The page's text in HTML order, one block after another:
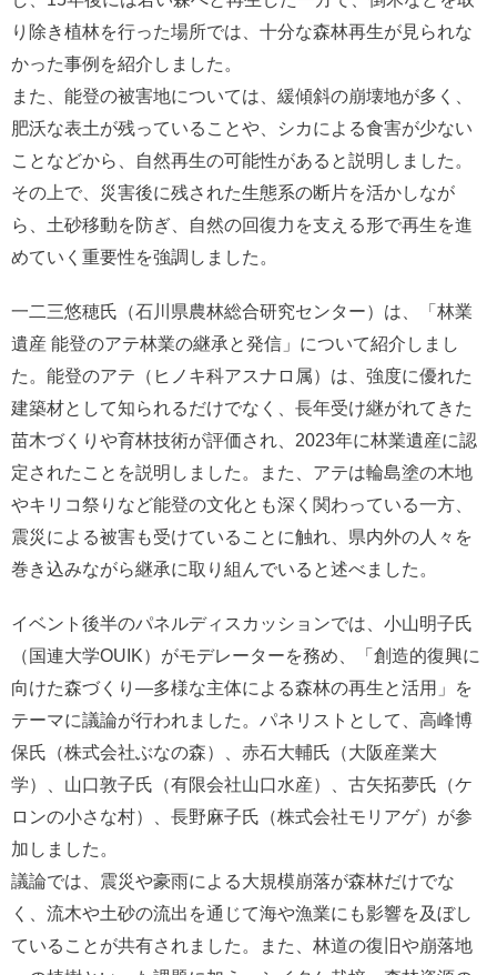
り除き植林を行った場所では、十分な森林再生が見られな
かった事例を紹介しました。
また、能登の被害地については、緩傾斜の崩壊地が多く、
肥沃な表土が残っていることや、シカによる食害が少ない
ことなどから、自然再生の可能性があると説明しました。
その上で、災害後に残された生態系の断片を活かしなが
ら、土砂移動を防ぎ、自然の回復力を支える形で再生を進
めていく重要性を強調しました。
一二三悠穂氏（石川県農林総合研究センター）は、「林業
遺産 能登のアテ林業の継承と発信」について紹介しまし
た。能登のアテ（ヒノキ科アスナロ属）は、強度に優れた
建築材として知られるだけでなく、長年受け継がれてきた
苗木づくりや育林技術が評価され、2023年に林業遺産に認
定されたことを説明しました。また、アテは輪島塗の木地
やキリコ祭りなど能登の文化とも深く関わっている一方、
震災による被害も受けていることに触れ、県内外の人々を
巻き込みながら継承に取り組んでいると述べました。
イベント後半のパネルディスカッションでは、小山明子氏
（国連大学OUIK）がモデレーターを務め、「創造的復興に
向けた森づくり―多様な主体による森林の再生と活用」を
テーマに議論が行われました。パネリストとして、高峰博
保氏（株式会社ぶなの森）、赤石大輔氏（大阪産業大
学）、山口敦子氏（有限会社山口水産）、古矢拓夢氏（ケ
ロンの小さな村）、長野麻子氏（株式会社モリアゲ）が参
加しました。
議論では、震災や豪雨による大規模崩落が森林だけでな
く、流木や土砂の流出を通じて海や漁業にも影響を及ぼし
ていることが共有されました。また、林道の復旧や崩落地